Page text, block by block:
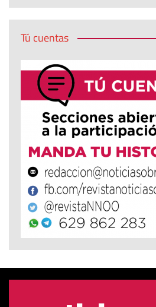
Tú cuentas